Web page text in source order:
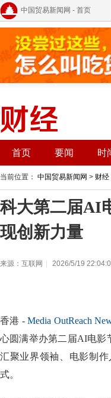
中国贸易新闻网 - 首页
首页 要闻 时
当前位置： 中国贸易新闻网 > 财经
科大第二届AI
现创新力量
来源：互联网 2026/5/19
香港 -Media OutReach
心圆满举办第二届AI电影
汇聚业界领袖、电影制
式。